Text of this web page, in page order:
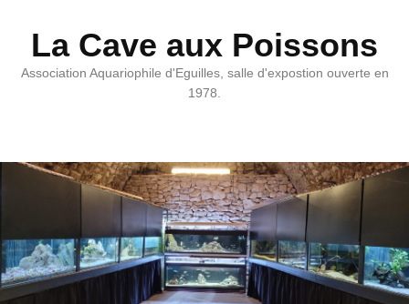
La Cave aux Poissons
Association Aquariophile d'Eguilles, salle d'expostion ouverte en
1978.